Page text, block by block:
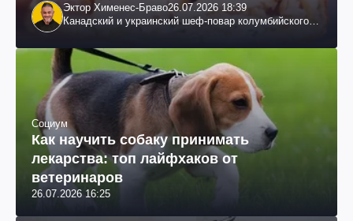
Эктор Хименес-Браво26.07.2026 18:39
Канадский и украинский шеф-повар колумбийского
Социум
Как научить собаку принимать
лекарства: топ лайфхаков от
ветеринаров
26.07.2026 16:25